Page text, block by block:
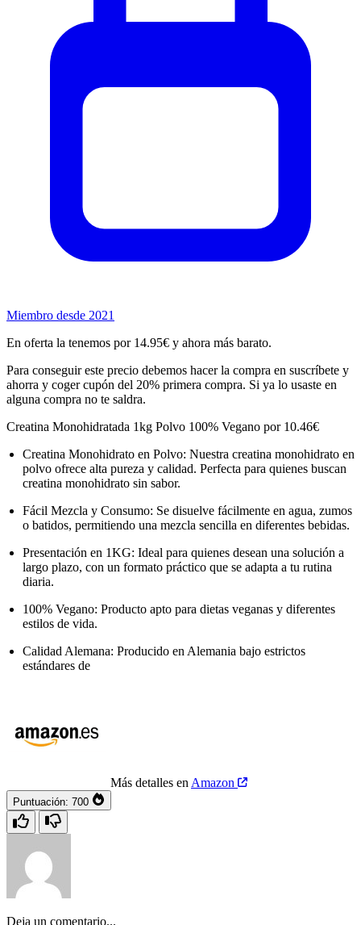
Miembro desde 2021
En oferta la tenemos por 14.95€ y ahora más barato.
Para conseguir este precio debemos hacer la compra en suscríbete y
ahorra y coger cupón del 20% primera compra. Si ya lo usaste en
alguna compra no te saldra.
Creatina Monohidratada 1kg Polvo 100% Vegano por 10.46€
Creatina Monohidrato en Polvo: Nuestra creatina monohidrato en
polvo ofrece alta pureza y calidad. Perfecta para quienes buscan
creatina monohidrato sin sabor.
Fácil Mezcla y Consumo: Se disuelve fácilmente en agua, zumos
o batidos, permitiendo una mezcla sencilla en diferentes bebidas.
Presentación en 1KG: Ideal para quienes desean una solución a
largo plazo, con un formato práctico que se adapta a tu rutina
diaria.
100% Vegano: Producto apto para dietas veganas y diferentes
estilos de vida.
Calidad Alemana: Producido en Alemania bajo estrictos
estándares de
Más detalles en Amazon
Puntuación: 700
Deja un comentario...